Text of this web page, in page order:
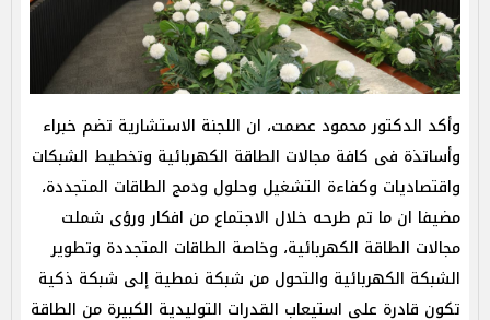
وأكد الدكتور محمود عصمت، ان اللجنة الاستشارية تضم خبراء
وأساتذة فى كافة مجالات الطاقة الكهربائية وتخطيط الشبكات
واقتصاديات وكفاءة التشغيل وحلول ودمج الطاقات المتجددة،
مضيفا ان ما تم طرحه خلال الاجتماع من افكار ورؤى شملت
مجالات الطاقة الكهربائية، وخاصة الطاقات المتجددة وتطوير
الشبكة الكهربائية والتحول من شبكة نمطية إلى شبكة ذكية
تكون قادرة على استيعاب القدرات التوليدية الكبيرة من الطاقة